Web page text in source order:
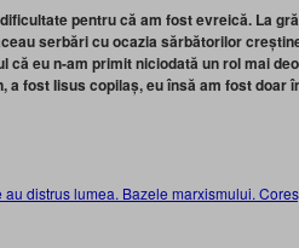
pentru că am fost evreică. La
serbări cu ocazia sărbătorilor
că eu n‑am primit niciodată un rol mai
a fost Iisus copilaș, eu însă am fost doar
distrus lumea. Bazele marxismului.